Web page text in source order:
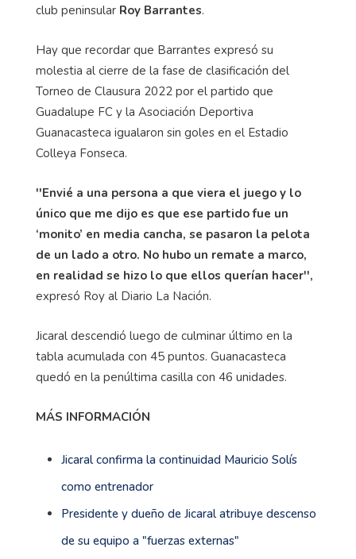
club peninsular Roy Barrantes.
Hay que recordar que Barrantes expresó su
molestia al cierre de la fase de clasificación del
Torneo de Clausura 2022 por el partido que
Guadalupe FC y la Asociación Deportiva
Guanacasteca igualaron sin goles en el Estadio
Colleya Fonseca.
''Envié a una persona a que viera el juego y lo
único que me dijo es que ese partido fue un
‘monito’ en media cancha, se pasaron la pelota
de un lado a otro. No hubo un remate a marco,
en realidad se hizo lo que ellos querían hacer'',
expresó Roy al Diario La Nación.
Jicaral descendió luego de culminar último en la
tabla acumulada con 45 puntos. Guanacasteca
quedó en la penúltima casilla con 46 unidades.
MÁS INFORMACIÓN
Jicaral confirma la continuidad Mauricio Solís
como entrenador
Presidente y dueño de Jicaral atribuye descenso
de su equipo a "fuerzas externas"